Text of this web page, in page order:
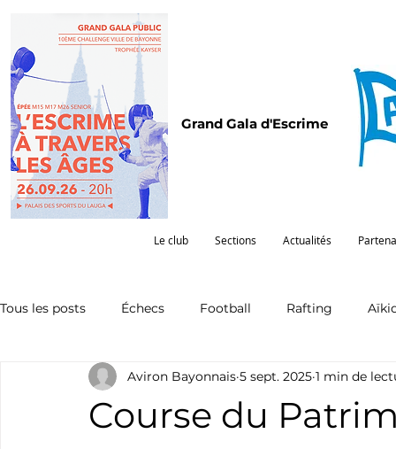
Grand Gala d'Escrime
Le club Sections Actualités
Tous les posts Échecs Football Rafting
Omnisports Partenariat Pelote Pentathlon
Course du
Aviron Bayonnais 5 sept. 2025 1 min de